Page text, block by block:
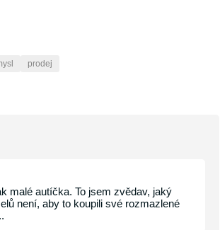
prodej
malé autíčka. To jsem zvědav, jaký
není, aby to koupili své rozmazlené